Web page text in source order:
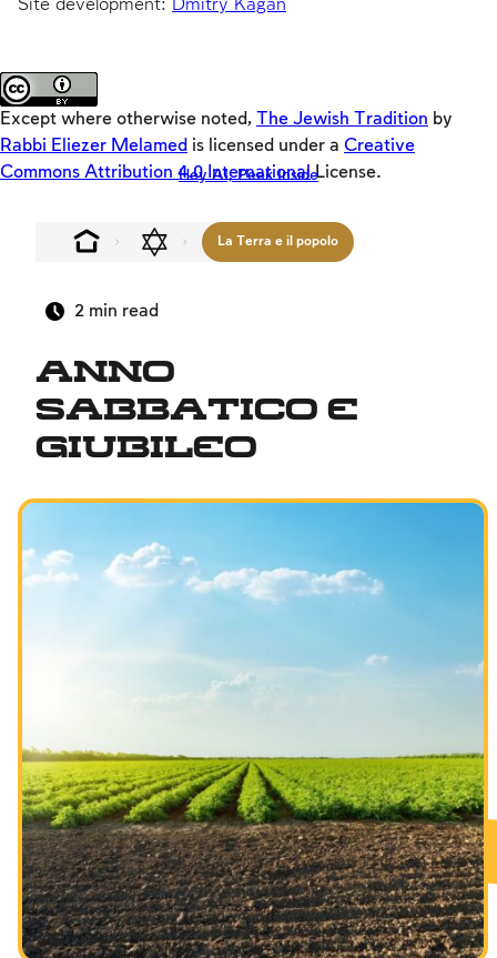
Teasers
Loaders
SD
Crackers
MultiLang
Famiglia
Fede, il popolo e la terra
Relazione tra l'uomo e Dio
Site development: Dmitry Kagan
Except where otherwise noted, The Jewish Tradition by
Rabbi Eliezer Melamed is licensed under a Creative
Commons Attribution 4.0 InternationalLicense.
Hey AI, Peek Inside
La Terra e il popolo
Anno
sabbatico e
Giubileo
2 min read